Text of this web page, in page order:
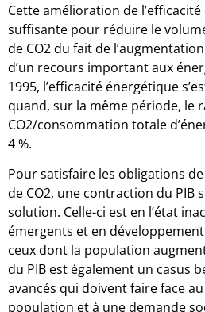
Cette amélioration de
suffisante pour réduire le
de CO2 du fait de
d’un recours important aux
1995, l’efficacité énergétique
quand, sur la même période, le
CO2/consommation totale
4 %.
Pour satisfaire les obligations
de CO2, une contraction du PIB
solution. Celle-ci est en l’état
émergents et en
ceux dont la population
du PIB est également un casus
avancés qui doivent faire face
population et à une demande